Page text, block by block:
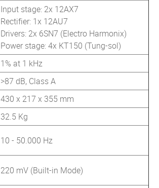
Input stage: 2x 12AX7
Rectifier: 1x 12AU7
Drivers: 2x 6SN7 (Electro Harmonix)
Power stage: 4x KT150 (Tung-sol)
1% at 1 kHz
>87 dB, Class A
430 x 217 x 355 mm
32.5 Kg
10 - 50.000 Hz
220 mV (Built-in Mode)